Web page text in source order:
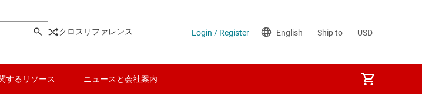
クロスリファレンス
するリソース ニュースと会社案内